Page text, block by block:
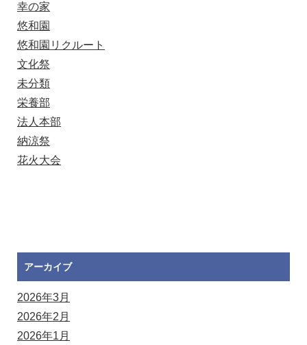
幸の家
悠和園
悠和園リクルート
文化祭
未分類
栄養部
法人本部
納涼祭
花火大会
アーカイブ
2026年3月
2026年2月
2026年1月